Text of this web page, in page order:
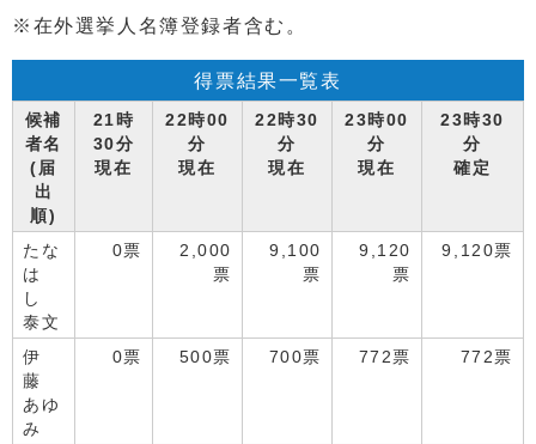
※在外選挙人名簿登録者含む。
得票結果一覧表
候補
者名
(届
出
順)
21時
30分
現在
22時00
分
現在
22時30
分
現在
23時00
分
現在
23時30
分
確定
たな
は
し
泰文
0票
2,000
票
9,100
票
9,120
票
9,120票
伊
藤
あゆ
み
0票 500票 700票 772票 772票